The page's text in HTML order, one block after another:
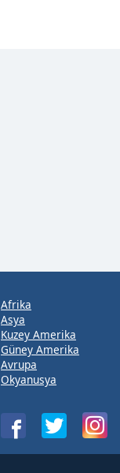
Afrika
Asya
Kuzey Amerika
Güney Amerika
Avrupa
Okyanusya